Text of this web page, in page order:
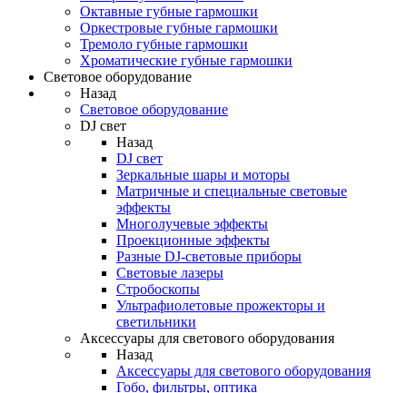
Октавные губные гармошки
Оркестровые губные гармошки
Тремоло губные гармошки
Хроматические губные гармошки
Световое оборудование
Назад
Световое оборудование
DJ свет
Назад
DJ свет
Зеркальные шары и моторы
Матричные и специальные световые
эффекты
Многолучевые эффекты
Проекционные эффекты
Разные DJ-световые приборы
Световые лазеры
Стробоскопы
Ультрафиолетовые прожекторы и
светильники
Аксессуары для светового оборудования
Назад
Аксессуары для светового оборудования
Гобо, фильтры, оптика